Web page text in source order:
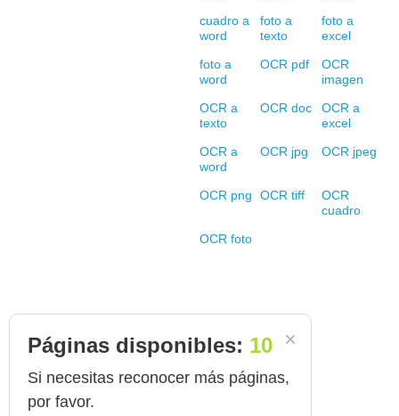
cuadro a
word
foto a
texto
foto a
excel
foto a
word
OCR pdf
OCR
imagen
OCR a
texto
OCR doc
OCR a
excel
OCR a
word
OCR jpg OCR jpeg
OCR png OCR tiff
OCR
cuadro
OCR foto
Páginas disponibles: 10
Si necesitas reconocer más páginas,
por favor.